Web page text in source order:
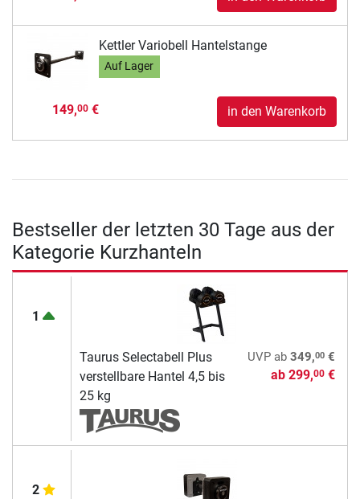
Kettler Variobell Hantelstange
Auf Lager
149,00€ in den Warenkorb
Bestseller der letzten 30 Tage aus der
Kategorie Kurzhanteln
1
Taurus Selectabell Plus
verstellbare Hantel 4,5 bis
25 kg
UVPab 349,00€
ab 299,00€
2